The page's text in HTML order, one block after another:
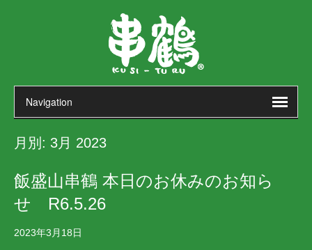
月別: 3月 2023
飯盛山串鶴 本日のお休みのお知ら
せ R6.5.26
2023年3月18日